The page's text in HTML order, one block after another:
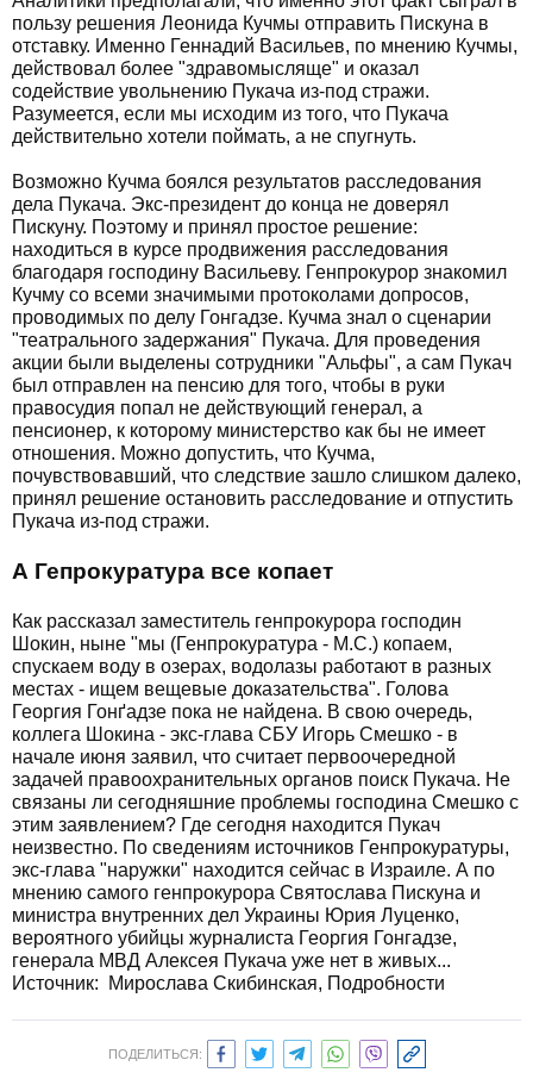
пользу решения Леонида Кучмы отправить Пискуна в
отставку. Именно Геннадий Васильев, по мнению Кучмы,
действовал более "здравомысляще" и оказал
содействие увольнению Пукача из-под стражи.
Разумеется, если мы исходим из того, что Пукача
действительно хотели поймать, а не спугнуть.
Возможно Кучма боялся результатов расследования
дела Пукача. Экс-президент до конца не доверял
Пискуну. Поэтому и принял простое решение:
находиться в курсе продвижения расследования
благодаря господину Васильеву. Генпрокурор знакомил
Кучму со всеми значимыми протоколами допросов,
проводимых по делу Гонгадзе. Кучма знал о сценарии
"театрального задержания" Пукача. Для проведения
акции были выделены сотрудники "Альфы", а сам Пукач
был отправлен на пенсию для того, чтобы в руки
правосудия попал не действующий генерал, а
пенсионер, к которому министерство как бы не имеет
отношения. Можно допустить, что Кучма,
почувствовавший, что следствие зашло слишком далеко,
принял решение остановить расследование и отпустить
Пукача из-под стражи.
А Гепрокуратура все копает
Как рассказал заместитель генпрокурора господин
Шокин, ныне "мы (Генпрокуратура - М.С.) копаем,
спускаем воду в озерах, водолазы работают в разных
местах - ищем вещевые доказательства". Голова
Георгия Гонґадзе пока не найдена. В свою очередь,
коллега Шокина - экс-глава СБУ Игорь Смешко - в
начале июня заявил, что считает первоочередной
задачей правоохранительных органов поиск Пукача. Не
связаны ли сегодняшние проблемы господина Смешко с
этим заявлением? Где сегодня находится Пукач
неизвестно. По сведениям источников Генпрокуратуры,
экс-глава "наружки" находится сейчас в Израиле. А по
мнению самого генпрокурора Святослава Пискуна и
министра внутренних дел Украины Юрия Луценко,
вероятного убийцы журналиста Георгия Гонгадзе,
генерала МВД Алексея Пукача уже нет в живых...
Источник:
Мирослава Скибинская, Подробности
ПОДЕЛИТЬСЯ: